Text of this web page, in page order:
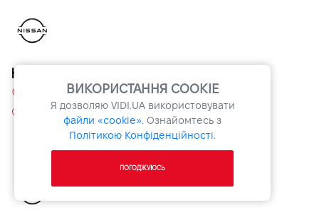
Ніссан ВІДІ Санрайз
вул. Велика Кільцева, 60а, Софіївська Борщагівка, Київська обл.
+38 044 507 00 07
Перейти на сайт
ВИКОРИСТАННЯ COOKIE
Я дозволяю VIDI.UAвикористовувати
файли «cookie». Ознайомтесь з
Політикою Конфіденційності.
ПОГОДЖУЮСЬ